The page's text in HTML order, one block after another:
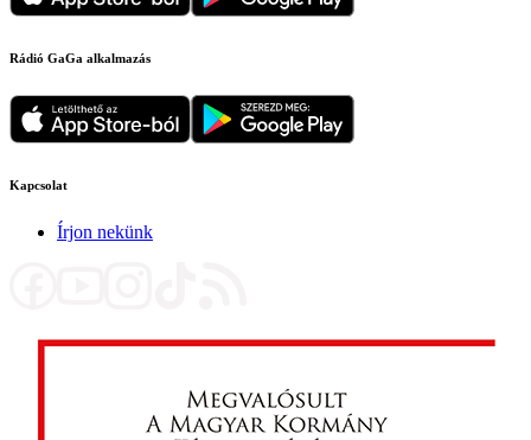
Rádió GaGa alkalmazás
Kapcsolat
Írjon nekünk